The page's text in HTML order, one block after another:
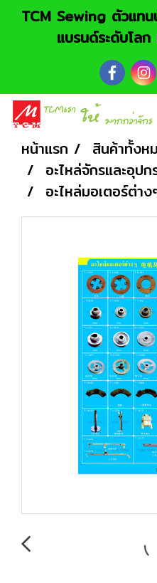
TCM Sewing ตัวแทน
แบรนด์ระดับโลก
หน้าแรก
สินค้าทั้งห
อะไหล่จักรและอุป
อะไหล่มอเตอร์ต่าง